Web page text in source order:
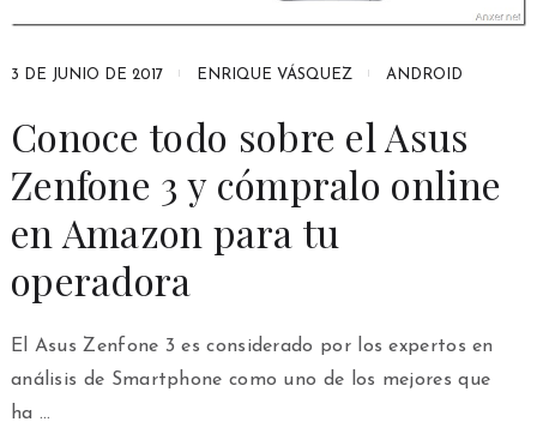
3 DE JUNIO DE 2017 ENRIQUE VÁSQUEZ ANDROID
Conoce todo sobre el Asus
Zenfone 3 y cómpralo online
en Amazon para tu
operadora
El Asus Zenfone 3 es considerado por los expertos en
análisis de Smartphone como uno de los mejores que
ha …